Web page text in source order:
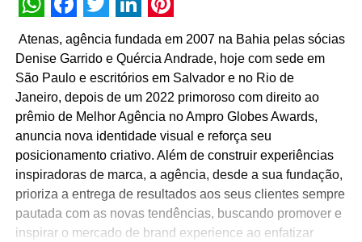
WhatsApp
Facebook
Twitter
LinkedIn
Pinterest
Atenas, agência fundada em 2007 na Bahia pelas sócias
Denise Garrido e Quércia Andrade, hoje com sede em
São Paulo e escritórios em Salvador e no Rio de
Janeiro, depois de um 2022 primoroso com direito ao
prêmio de Melhor Agência no Ampro Globes Awards,
anuncia nova identidade visual e reforça seu
posicionamento criativo. Além de construir experiências
inspiradoras de marca, a agência, desde a sua fundação,
prioriza a entrega de resultados aos seus clientes sempre
pautada com as novas tendências, buscando promover e
inspirar o mercado de brand experience ao enfatizar